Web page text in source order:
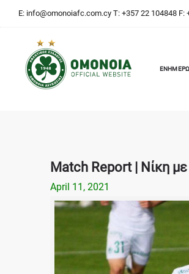
E: info@omonoiafc.com.cy T: +357 22 104848 F:
Match Report | Νίκη
April 11, 2021